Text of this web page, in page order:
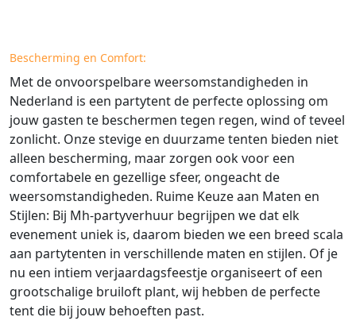
Bescherming en Comfort:
Met de onvoorspelbare weersomstandigheden in
Nederland is een partytent de perfecte oplossing om
jouw gasten te beschermen tegen regen, wind of teveel
zonlicht. Onze stevige en duurzame tenten bieden niet
alleen bescherming, maar zorgen ook voor een
comfortabele en gezellige sfeer, ongeacht de
weersomstandigheden. Ruime Keuze aan Maten en
Stijlen: Bij Mh-partyverhuur begrijpen we dat elk
evenement uniek is, daarom bieden we een breed scala
aan partytenten in verschillende maten en stijlen. Of je
nu een intiem verjaardagsfeestje organiseert of een
grootschalige bruiloft plant, wij hebben de perfecte
tent die bij jouw behoeften past.